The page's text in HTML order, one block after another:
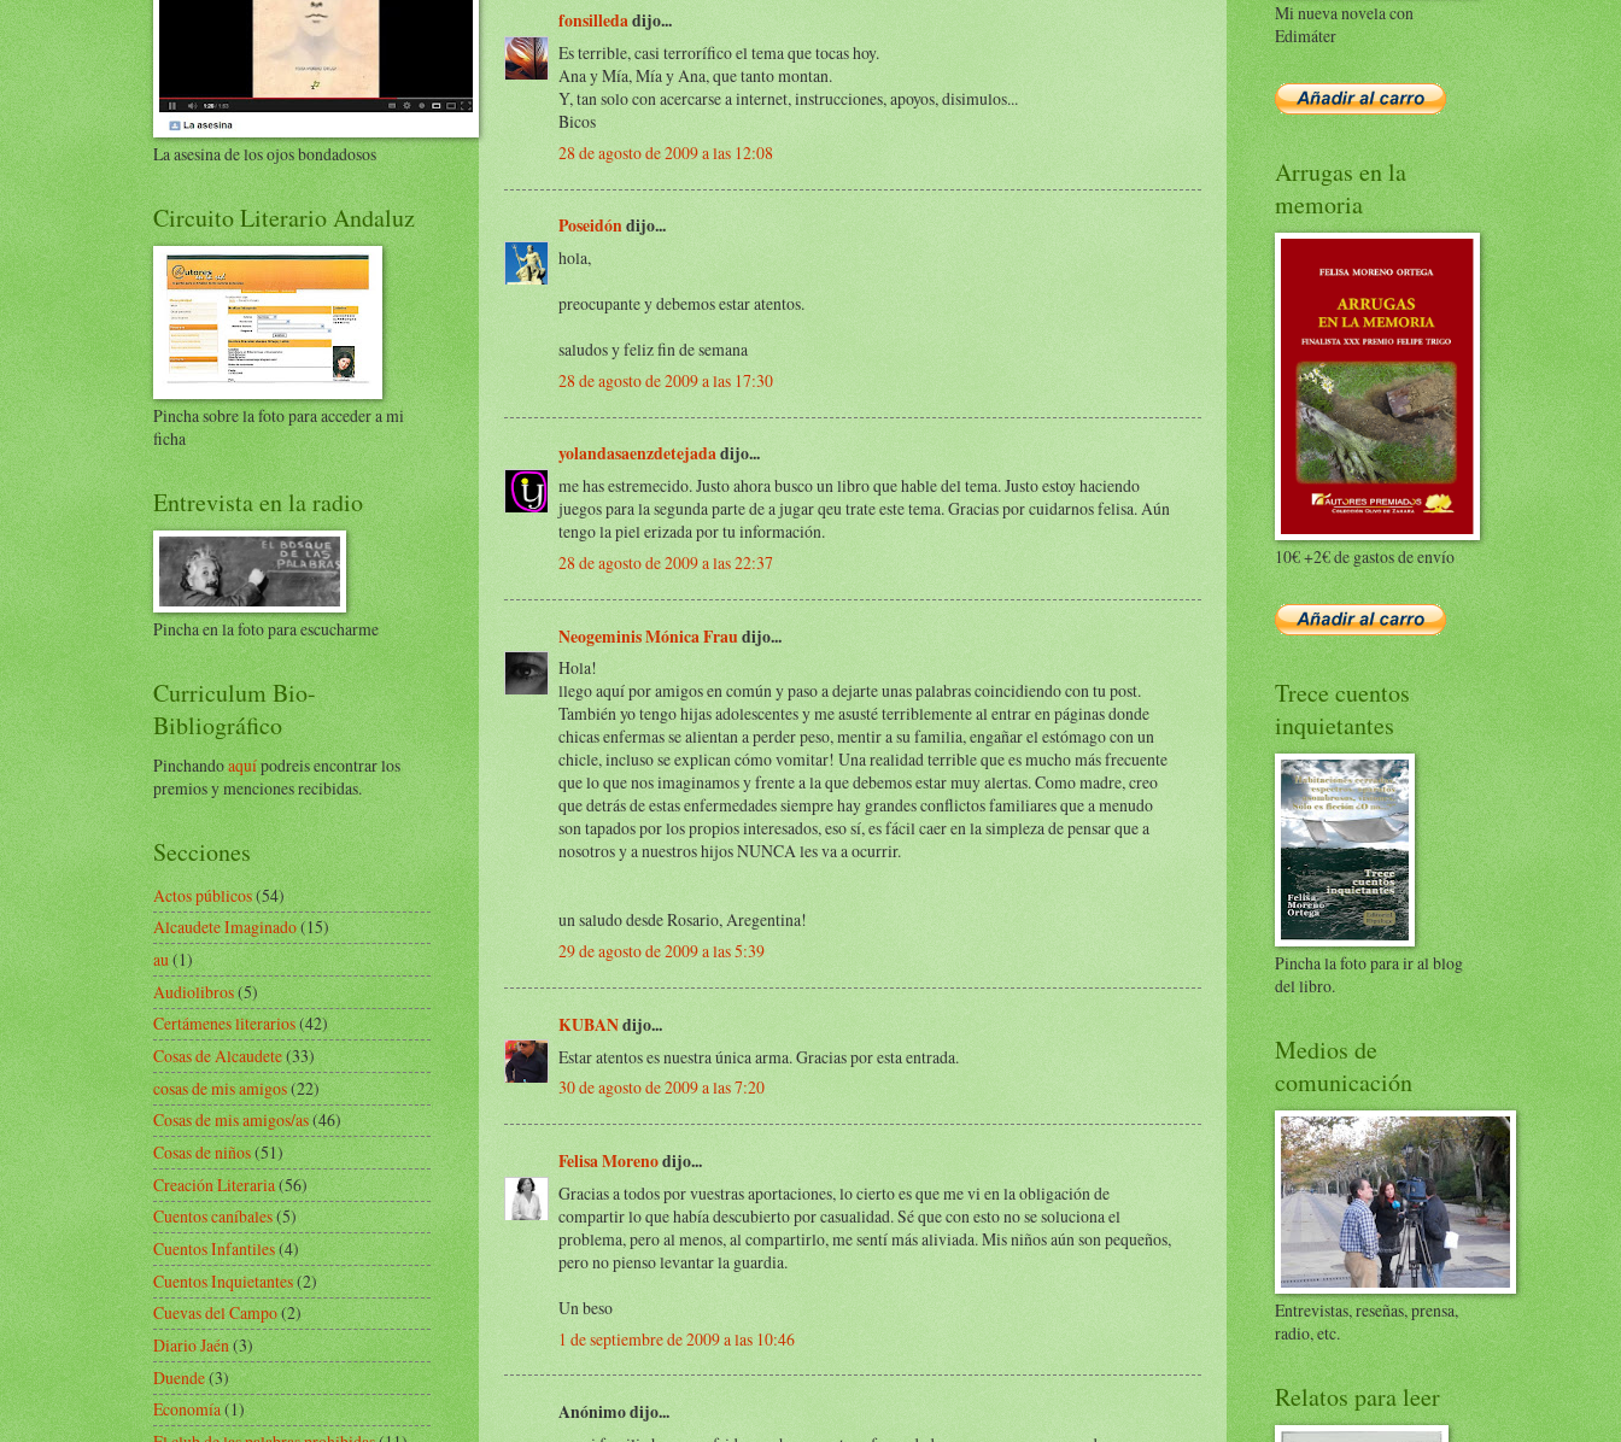
fonsilledadijo...
Es terrible, casi terrorífico el tema que tocas hoy.
Ana y Mía, Mía y Ana, que tanto montan.
Y, tan solo con acercarse a internet, instrucciones, apoyos, disimulos...
Bicos
28 de agosto de 2009 a las 12:08
Poseidóndijo...
hola,
preocupante y debemos estar atentos.
saludos y feliz fin de semana
28 de agosto de 2009 a las 17:30
yolandasaenzdetejadadijo...
me has estremecido. Justo ahora busco un libro que hable del tema. Justo estoy haciendo
juegos para la segunda parte de a jugar qeu trate este tema. Gracias por cuidarnos felisa. Aún
tengo la piel erizada por tu información.
28 de agosto de 2009 a las 22:37
Neogeminis Mónica Fraudijo...
Hola!
llego aquí por amigos en común y paso a dejarte unas palabras coincidiendo con tu post.
También yo tengo hijas adolescentes y me asusté terriblemente al entrar en páginas donde
chicas enfermas se alientan a perder peso, mentir a su familia, engañar el estómago con un
chicle, incluso se explican cómo vomitar! Una realidad terrible que es mucho más frecuente
que lo que nos imaginamos y frente a la que debemos estar muy alertas. Como madre, creo
que detrás de estas enfermedades siempre hay grandes conflictos familiares que a menudo
son tapados por los propios interesados, eso sí, es fácil caer en la simpleza de pensar que a
nosotros y a nuestros hijos NUNCA les va a ocurrir.
un saludo desde Rosario, Aregentina!
29 de agosto de 2009 a las 5:39
KUBANdijo...
Estar atentos es nuestra única arma. Gracias por esta entrada.
30 de agosto de 2009 a las 7:20
Felisa Morenodijo...
Gracias a todos por vuestras aportaciones, lo cierto es que me vi en la obligación de
compartir lo que había descubierto por casualidad. Sé que con esto no se soluciona el
problema, pero al menos, al compartirlo, me sentí más aliviada. Mis niños aún son pequeños,
pero no pienso levantar la guardia.
Un beso
1 de septiembre de 2009 a las 10:46
Anónimo dijo...
La asesina de los ojos bondadosos
Circuito Literario Andaluz
Pincha sobre la foto para acceder a mi
ficha
Entrevista en la radio
Pincha en la foto para escucharme
Curriculum Bio-
Bibliográfico
Pinchandoaquípodreis encontrar los
premios y menciones recibidas.
Secciones
Actos públicos(54)
Alcaudete Imaginado(15)
au(1)
Audiolibros(5)
Certámenes literarios(42)
Cosas de Alcaudete(33)
cosas de mis amigos(22)
Cosas de mis amigos/as(46)
Cosas de niños(51)
Creación Literaria(56)
Cuentos caníbales(5)
Cuentos Infantiles(4)
Cuentos Inquietantes(2)
Cuevas del Campo(2)
Diario Jaén(3)
Duende(3)
Economía(1)
Mi nueva novela con
Edimáter
Arrugas en la
memoria
10€ +2€ de gastos de envío
Trece cuentos
inquietantes
Pincha la foto para ir al blog
del libro.
Medios de
comunicación
Entrevistas, reseñas, prensa,
radio, etc.
Relatos para leer